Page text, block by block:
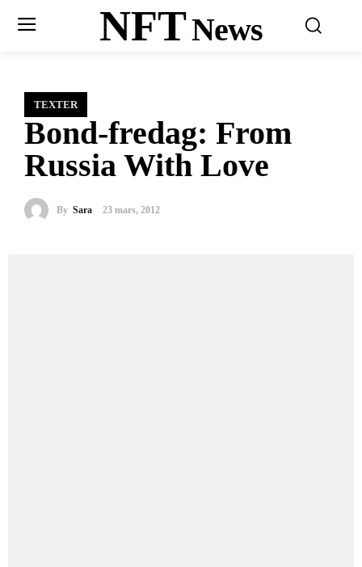
NFTNews
TEXTER
Bond-fredag: From
Russia With Love
By Sara 23 mars, 2012